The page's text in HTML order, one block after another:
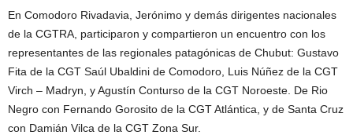
En Comodoro Rivadavia, Jerónimo y demás dirigentes nacionales
de la CGTRA, participaron y compartieron un encuentro con los
representantes de las regionales patagónicas de Chubut: Gustavo
Fita de la CGT Saúl Ubaldini de Comodoro, Luis Núñez de la CGT
Virch – Madryn, y Agustín Conturso de la CGT Noroeste. De Rio
Negro con Fernando Gorosito de la CGT Atlántica, y de Santa Cruz
con Damián Vilca de la CGT Zona Sur.